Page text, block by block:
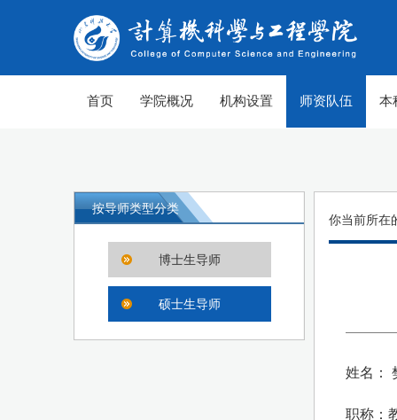
首页 学院概况 机构设置 师资队伍 本
按导师类型分类
博士生导师
硕士生导师
你当前所在
姓名：
职称：